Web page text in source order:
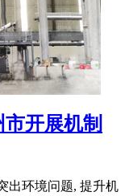
开展机制
出环境问题, 提升机